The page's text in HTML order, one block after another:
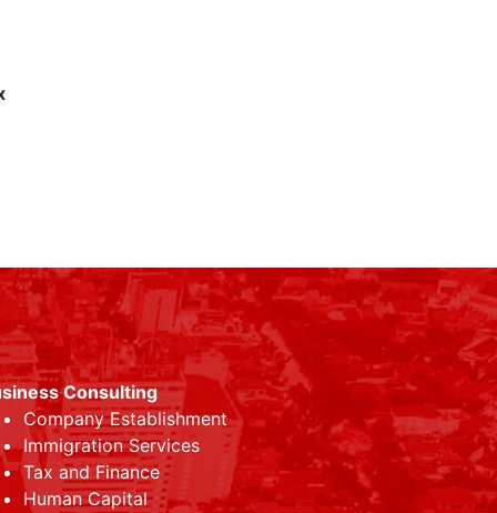
Consulting
Company Establishment
Immigration Services
Tax and Finance
Human Capital